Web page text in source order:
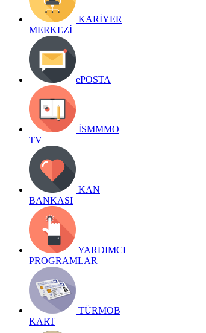
KARİYER
MERKEZİ
ePOSTA
İSMMMO
TV
KAN
BANKASI
YARDIMCI
PROGRAMLAR
TÜRMOB
KART